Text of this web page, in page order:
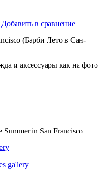
Добавить в сравнение
(Барби Лето в Сан-
и аксессуары как на фото
in San Francisco
gallery